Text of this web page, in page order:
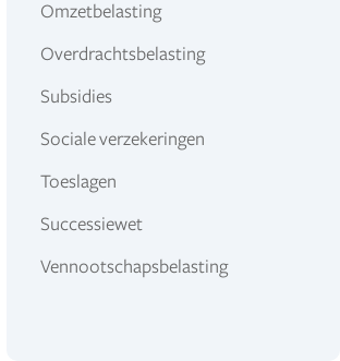
Omzetbelasting
Overdrachtsbelasting
Subsidies
Sociale verzekeringen
Toeslagen
Successiewet
Vennootschapsbelasting